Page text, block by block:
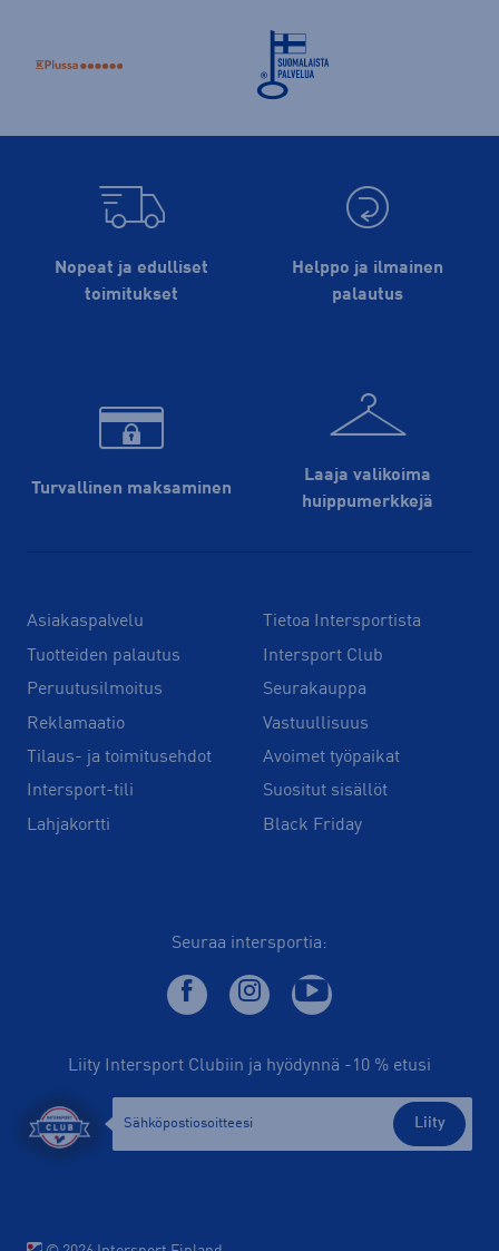
Nopeat ja edulliset
toimitukset
Helppo ja ilmainen
palautus
Turvallinen maksaminen
Laaja valikoima
huippu­merkkejä
Asiakaspalvelu
Tuotteiden palautus
Peruutusilmoitus
Reklamaatio
Tilaus- ja toimitusehdot
Intersport-tili
Lahjakortti
Tietoa Intersportista
Intersport Club
Seurakauppa
Vastuullisuus
Avoimet työpaikat
Suositut sisällöt
Black Friday
Seuraa intersportia:
Liity Intersport Clubiin ja hyödynnä -10 % etusi
Liity